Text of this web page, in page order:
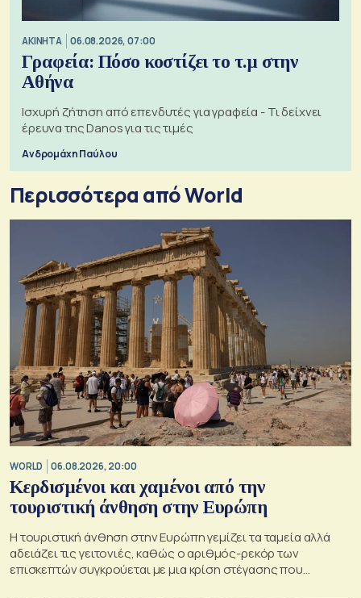
ΑΚΙΝΗΤΑ 06.08.2026, 07:00
Γραφεία: Πόσο κοστίζει το τ.μ στην
Αθήνα
Ισχυρή ζήτηση από επενδυτές για γραφεία - Τι δείχνει
έρευνα της Danos για τις τιμές
Ανδρομάχη Παύλου
Περισσότερα από World
WORLD 06.08.2026, 20:00
Κερδισμένοι και χαμένοι από την
τουριστική άνθηση στην Ευρώπη
Η τουριστική άνθηση στην Ευρώπη γεμίζει τα ταμεία αλλά
αδειάζει τις γειτονιές, καθώς ο αριθμός-ρεκόρ των
επισκεπτών συγκρούεται με μια κρίση στέγασης που